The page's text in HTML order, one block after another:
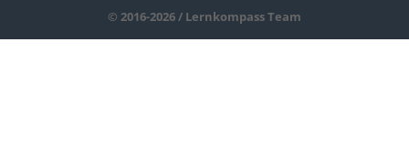
© 2016-2026 / Lernkompass Team